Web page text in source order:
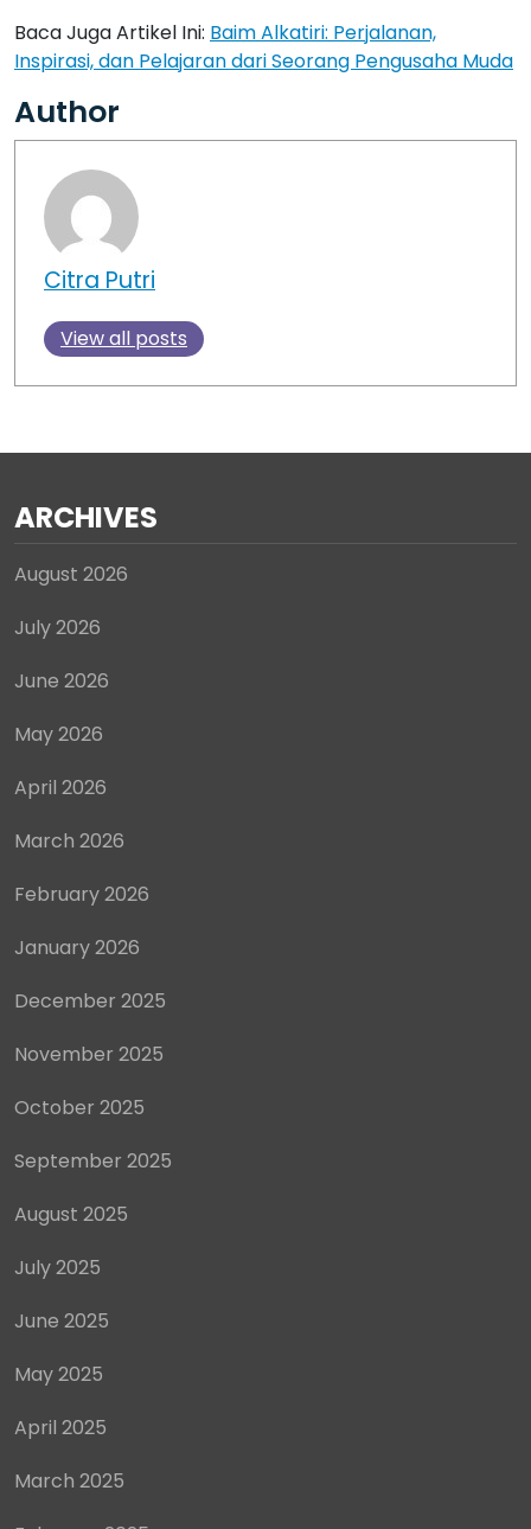
Baca Juga Artikel Ini: Baim Alkatiri: Perjalanan,
Inspirasi, dan Pelajaran dari Seorang Pengusaha Muda
Author
Citra Putri
View all posts
ARCHIVES
August 2026
July 2026
June 2026
May 2026
April 2026
March 2026
February 2026
January 2026
December 2025
November 2025
October 2025
September 2025
August 2025
July 2025
June 2025
May 2025
April 2025
March 2025